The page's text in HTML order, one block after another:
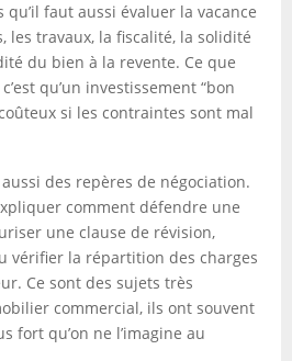
faut aussi évaluer la vacance
les travaux, la fiscalité, la solidité
du bien à la revente. Ce que
qu’un investissement “bon
si les contraintes sont mal
des repères de négociation.
comment défendre une
une clause de révision,
vérifier la répartition des charges
Ce sont des sujets très
commercial, ils ont souvent
fort qu’on ne l’imagine au